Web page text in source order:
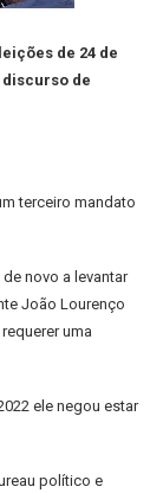
de 24 de
de
terceiro mandato
novo a levantar
João Lourenço
uma
ele negou estar
político e